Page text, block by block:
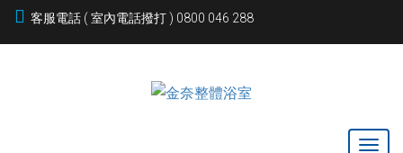
客服電話 ( 室內電話撥打 ) 0800 046 288